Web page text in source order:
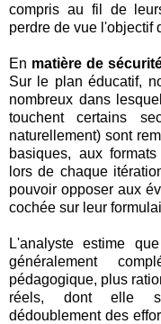
compris au fil de
perdre de vue l'objectif
En matière de
Sur le plan éducatif,
nombreux dans
touchent certains
naturellement) sont
basiques, aux
lors de chaque
pouvoir opposer aux
cochée sur leur
L'analyste estime
généralement
pédagogique, plus
réels, dont elle
dédoublement des